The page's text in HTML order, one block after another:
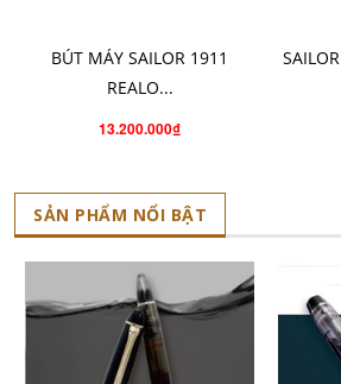
BÚT MÁY SAILOR 1911
REALO...
13.200.000₫
SẢN PHẨM NỔI BẬT